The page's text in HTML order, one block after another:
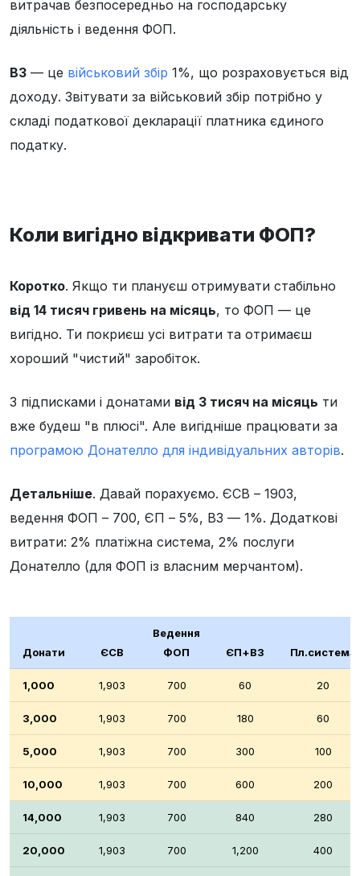
витрачав безпосередньо на господарську
діяльність і ведення ФОП.
ВЗ — це військовий збір 1%, що розраховується від
доходу. Звітувати за військовий збір потрібно у
складі податкової декларації платника єдиного
податку.
Коли вигідно відкривати ФОП?
Коротко. Якщо ти плануєш отримувати стабільно
від 14 тисяч гривень на місяць, то ФОП — це
вигідно. Ти покриєш усі витрати та отримаєш
хороший "чистий" заробіток.
З підписками і донатами від 3 тисяч на місяць ти
вже будеш "в плюсі". Але вигідніше працювати за
програмою Донателло для індивідуальних авторів.
Детальніше. Давай порахуємо. ЄСВ – 1903,
ведення ФОП – 700, ЄП – 5%, ВЗ — 1%. Додаткові
витрати: 2% платіжна система, 2% послуги
Донателло (для ФОП із власним мерчантом).
Донати ЄСВ
Ведення
ФОП
ЄП+ВЗ Пл.система
1,000 1,903 700 60 20
3,000 1,903 700 180 60
5,000 1,903 700 300 100
10,000 1,903 700 600 200
14,000 1,903 700 840 280
20,000 1,903 700 1,200 400